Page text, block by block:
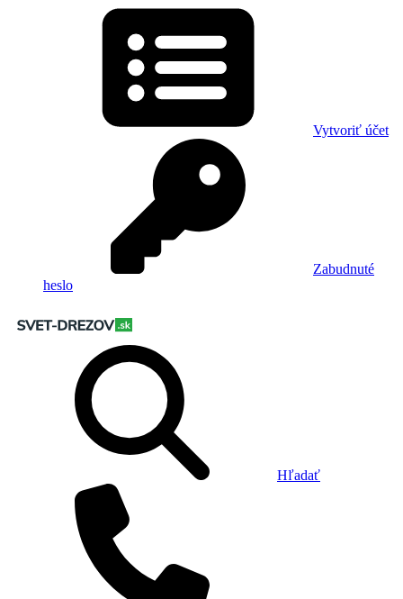
Vytvoriť účet
Zabudnuté
heslo
Hľadať